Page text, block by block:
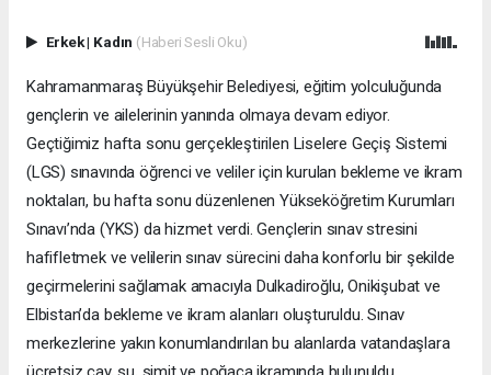
Erkek| Kadın (Haberi Sesli Oku)
Kahramanmaraş Büyükşehir Belediyesi, eğitim yolculuğunda
gençlerin ve ailelerinin yanında olmaya devam ediyor.
Geçtiğimiz hafta sonu gerçekleştirilen Liselere Geçiş Sistemi
(LGS) sınavında öğrenci ve veliler için kurulan bekleme ve ikram
noktaları, bu hafta sonu düzenlenen Yükseköğretim Kurumları
Sınavı’nda (YKS) da hizmet verdi. Gençlerin sınav stresini
hafifletmek ve velilerin sınav sürecini daha konforlu bir şekilde
geçirmelerini sağlamak amacıyla Dulkadiroğlu, Onikişubat ve
Elbistan’da bekleme ve ikram alanları oluşturuldu. Sınav
merkezlerine yakın konumlandırılan bu alanlarda vatandaşlara